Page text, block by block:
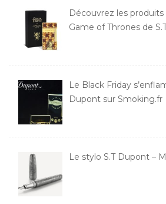
Découvrez les
Game of Thrones de
Le Black Friday
Dupont sur Smoking.fr
Le stylo S.T Dupont –